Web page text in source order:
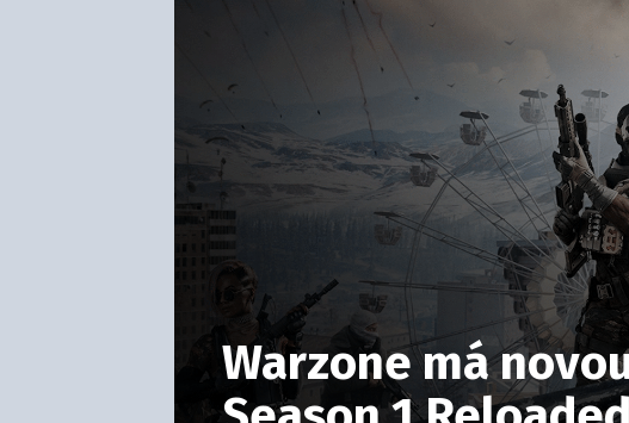
Warzone má